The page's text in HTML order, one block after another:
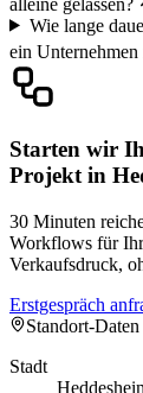
Wie lange
ein
Starten wir
Projekt in
30 Minuten
Workflows für
Verkaufsdruck,
Erstgespräch
Standort-Daten
Stadt